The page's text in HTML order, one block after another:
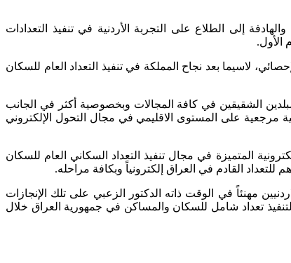
إلى الطلاع على التجربة الأردنية في تنفيذ التعدادات
الأول.
لاسيما بعد نجاح المملكة في تنفيذ التعداد العام للسكان
الشقيقين في كافة المجالات وبخصوصية أكثر في الجانب
مرجعية على المستوى الاقليمي في مجال التحول الإلكتروني
المتميزة في مجال تنفيذ التعداد السكاني العام للسكان
القادم في العراق إلكترونياً وبكافة مراحله.
مهنئاً في الوقت ذاته الدكتور الزعبي على تلك الإنجازات
لتنفيذ تعداد شامل للسكان والمساكن في جمهورية العراق خلال